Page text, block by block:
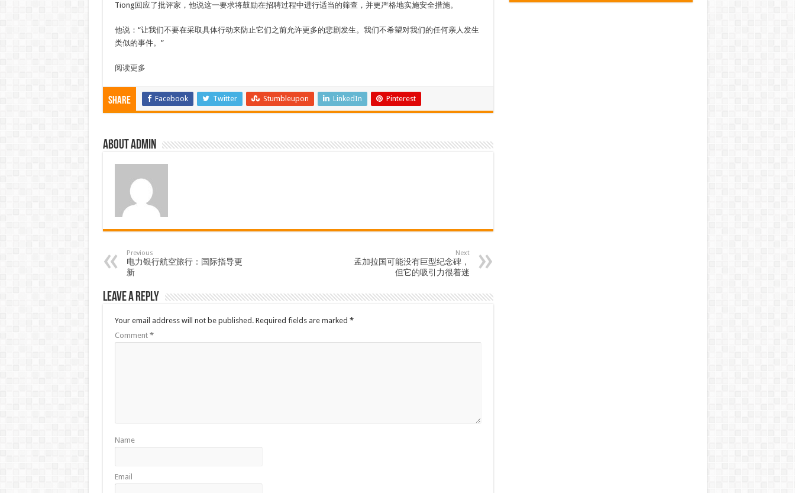
Tiong回应了批评家，他说这一要求将鼓励在招聘过程中进行适当的筛查，并更严格地实施安全措施。
他说：“让我们不要在采取具体行动来防止它们之前允许更多的悲剧发生。我们不希望对我们的任何亲人发生
类似的事件。”
阅读更多
Share Facebook Twitter Stumbleupon LinkedIn Pinterest
About admin
Previous
电力银行航空旅行：国际指导更
新
Next
孟加拉国可能没有巨型纪念碑，
但它的吸引力很着迷
Leave a Reply
Your email address will not be published. Required fields are marked *
Comment *
Name
Email